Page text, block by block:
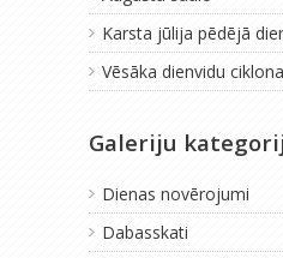
Karsta jūlija pēdējā
Vēsāka dienvidu
Galeriju
Dienas novērojumi
Dabasskati